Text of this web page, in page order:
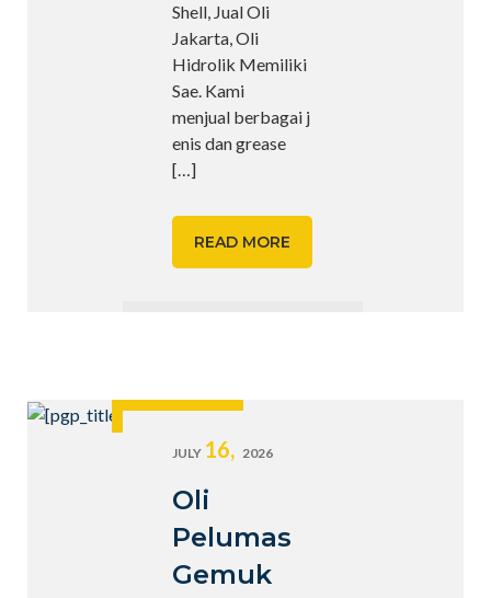
Shell, Jual Oli
Jakarta, Oli
Hidrolik Memiliki
Sae. Kami
menjual berbagai j
enis dan grease
[…]
READ MORE
JULY 16, 2026
Oli
Pelumas
Gemuk